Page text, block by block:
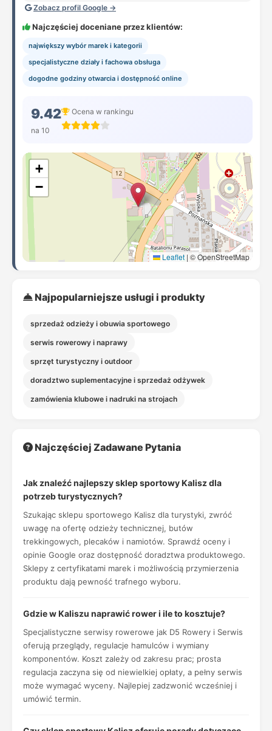
Zobacz profil Google →
Najczęściej doceniane przez klientów:
największy wybór marek i kategorii
specjalistyczne działy i fachowa obsługa
dogodne godziny otwarcia i dostępność online
9.42
na 10
Ocena w rankingu
+
−
Leaflet | © OpenStreetMap
Najpopularniejsze usługi i produkty
sprzedaż odzieży i obuwia sportowego
serwis rowerowy i naprawy
sprzęt turystyczny i outdoor
doradztwo suplementacyjne i sprzedaż odżywek
zamówienia klubowe i nadruki na strojach
Najczęściej Zadawane Pytania
Jak znaleźć najlepszy sklep sportowy Kalisz dla
potrzeb turystycznych?
Szukając sklepu sportowego Kalisz dla turystyki, zwróć
uwagę na ofertę odzieży technicznej, butów
trekkingowych, plecaków i namiotów. Sprawdź oceny i
opinie Google oraz dostępność doradztwa produktowego.
Sklepy z certyfikatami marek i możliwością przymierzenia
produktu dają pewność trafnego wyboru.
Gdzie w Kaliszu naprawić rower i ile to kosztuje?
Specjalistyczne serwisy rowerowe jak D5 Rowery i Serwis
oferują przeglądy, regulacje hamulców i wymiany
komponentów. Koszt zależy od zakresu prac; prosta
regulacja zaczyna się od niewielkiej opłaty, a pełny serwis
może wymagać wyceny. Najlepiej zadzwonić wcześniej i
umówić termin.